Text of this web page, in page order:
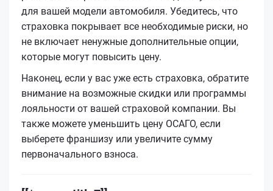
для вашей модели автомобиля. Убедитесь, что
страховка покрывает все необходимые риски, но
не включает ненужные дополнительные опции,
которые могут повысить цену.
Наконец, если у вас уже есть страховка, обратите
внимание на возможные скидки или программы
лояльности от вашей страховой компании. Вы
также можете уменьшить цену ОСАГО, если
выберете франшизу или увеличите сумму
первоначального взноса.